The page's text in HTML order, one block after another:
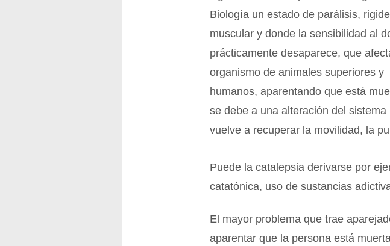
Biología un estado de parálisis,
muscular y donde la sensibilidad al
prácticamente desaparece, que
organismo de animales superiores y
humanos, aparentando que está
se debe a una alteración del
vuelve a recuperar la movilidad, la
Puede la catalepsia derivarse por
catatónica, uso de sustancias
El mayor problema que trae
aparentar que la persona está